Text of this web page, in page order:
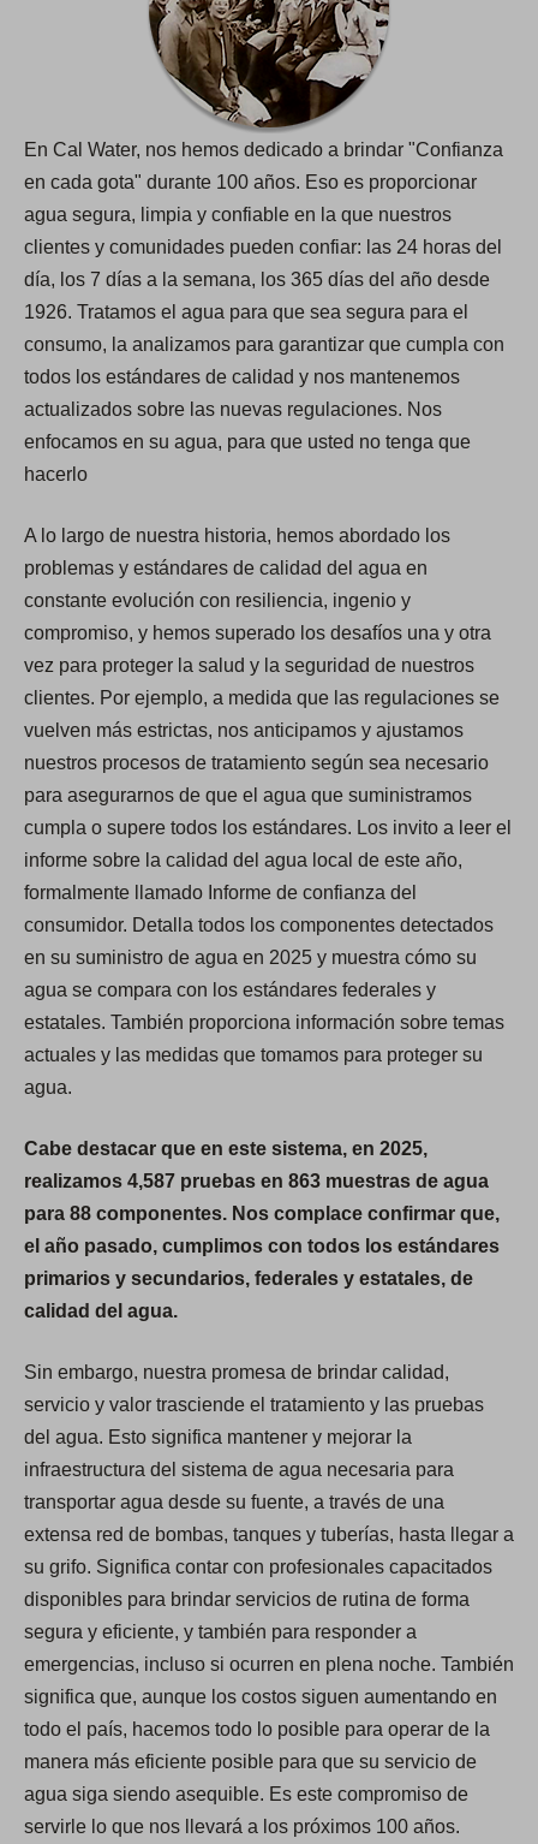
En Cal Water, nos hemos dedicado a brindar "Confianza
en cada gota​​​​​​​" durante 100 años. Eso es proporcionar
agua segura, limpia y confiable en la que nuestros
clientes y comunidades pueden confiar: las 24 horas del
día, los 7 días a la semana, los 365 días del año desde
1926. Tratamos el agua para que sea segura para el
consumo, la analizamos para garantizar que cumpla con
todos los estándares de calidad y nos mantenemos
actualizados sobre las nuevas regulaciones. Nos
enfocamos en su agua, para que usted no tenga que
hacerlo
A lo largo de nuestra historia, hemos abordado los
problemas y estándares de calidad del agua en
constante evolución con resiliencia, ingenio y
compromiso, y hemos superado los desafíos una y otra
vez para proteger la salud y la seguridad de nuestros
clientes. Por ejemplo, a medida que las regulaciones se
vuelven más estrictas, nos anticipamos y ajustamos
nuestros procesos de tratamiento según sea necesario
para asegurarnos de que el agua que suministramos
cumpla o supere todos los estándares. Los invito a leer el
informe sobre la calidad del agua local de este año,
formalmente llamado Informe de confianza del
consumidor. Detalla todos los componentes detectados
en su suministro de agua en 2025 y muestra cómo su
agua se compara con los estándares federales y
estatales. También proporciona información sobre temas
actuales y las medidas que tomamos para proteger su
agua.
Cabe destacar que en este sistema, en 2025,
realizamos 4,587 pruebas en 863 muestras de agua
para 88 componentes. Nos complace confirmar que,
el año pasado, cumplimos con todos los estándares
primarios y secundarios, federales y estatales, de
calidad del agua.
Sin embargo, nuestra promesa de brindar calidad,
servicio y valor trasciende el tratamiento y las pruebas
del agua. Esto significa mantener y mejorar la
infraestructura del sistema de agua necesaria para
transportar agua desde su fuente, a través de una
extensa red de bombas, tanques y tuberías, hasta llegar a
su grifo. Significa contar con profesionales capacitados
disponibles para brindar servicios de rutina de forma
segura y eficiente, y también para responder a
emergencias, incluso si ocurren en plena noche. También
significa que, aunque los costos siguen aumentando en
todo el país, hacemos todo lo posible para operar de la
manera más eficiente posible para que su servicio de
agua siga siendo asequible. Es este compromiso de
servirle lo que nos llevará a los próximos 100 años.